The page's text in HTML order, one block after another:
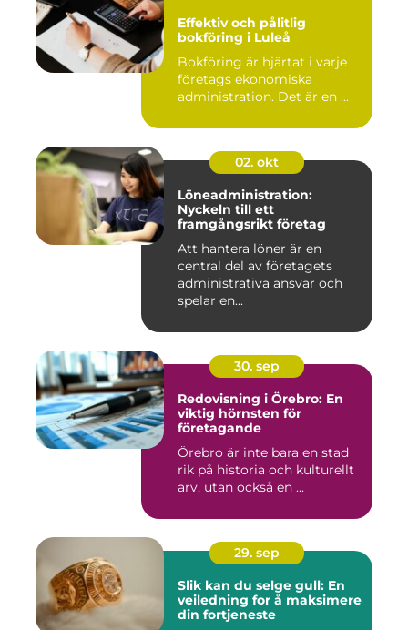
Effektiv och pålitlig
bokföring i Luleå
Bokföring är hjärtat i varje
företags ekonomiska
administration. Det är en ...
02. okt
Löneadministration:
Nyckeln till ett
framgångsrikt företag
Att hantera löner är en
central del av företagets
administrativa ansvar och
spelar en...
30. sep
Redovisning i Örebro: En
viktig hörnsten för
företagande
Örebro är inte bara en stad
rik på historia och kulturellt
arv, utan också en ...
29. sep
Slik kan du selge gull: En
veiledning for å maksimere
din fortjeneste